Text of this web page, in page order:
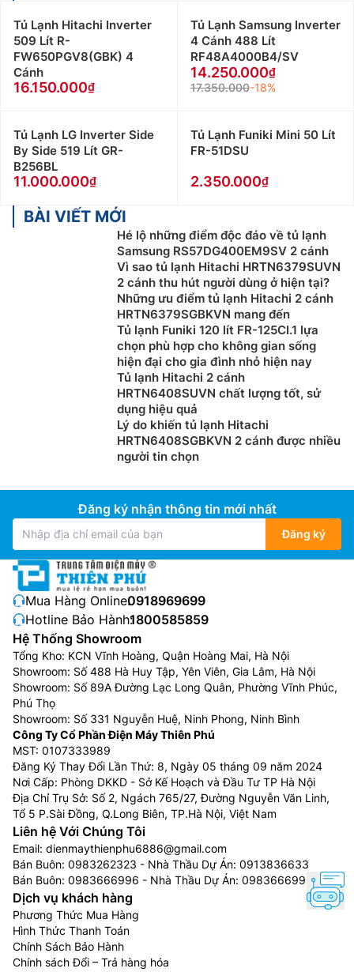
Tủ Lạnh Hitachi Inverter
509 Lít R-
FW650PGV8(GBK) 4
Cánh
16.150.000
Tủ Lạnh Samsung Inverter
4 Cánh 488 Lít
RF48A4000B4/SV
14.250.000
17.350.000-18%
Tủ Lạnh LG Inverter Side
By Side 519 Lít GR-
B256BL
11.000.000
Tủ Lạnh Funiki Mini 50 Lít
FR-51DSU
2.350.000
BÀI VIẾT MỚI
Hé lộ những điểm độc đáo về tủ lạnh
Samsung RS57DG400EM9SV 2 cánh
Vì sao tủ lạnh Hitachi HRTN6379SUVN
2 cánh thu hút người dùng ở hiện tại?
Những ưu điểm tủ lạnh Hitachi 2 cánh
HRTN6379SGBKVN mang đến
Tủ lạnh Funiki 120 lít FR-125CI.1 lựa
chọn phù hợp cho không gian sống
hiện đại cho gia đình nhỏ hiện nay
Tủ lạnh Hitachi 2 cánh
HRTN6408SUVN chất lượng tốt, sử
dụng hiệu quả
Lý do khiến tủ lạnh Hitachi
HRTN6408SGBKVN 2 cánh được nhiều
người tin chọn
Đăng ký nhận thông tin mới nhất
Đăng ký
Mua Hàng Online:0918969699
Hotline Bảo Hành:1800585859
Hệ Thống Showroom
Tổng Kho: KCN Vĩnh Hoàng, Quận Hoàng Mai, Hà Nội
Showroom: Số 488 Hà Huy Tập, Yên Viên, Gia Lâm, Hà Nội
Showroom: Số 89A Đường Lạc Long Quân, Phường Vĩnh Phúc,
Phú Thọ
Showroom: Số 331 Nguyễn Huệ, Ninh Phong, Ninh Bình
Công Ty Cổ Phần Điện Máy Thiên Phú
MST: 0107333989
Đăng Ký Thay Đổi Lần Thứ: 8, Ngày 05 tháng 09 năm 2024
Nơi Cấp: Phòng DKKD - Sở Kế Hoạch và Đầu Tư TP Hà Nội
Địa Chỉ Trụ Sở: Số 2, Ngách 765/27, Đường Nguyễn Văn Linh,
Tổ 5 P.Sài Đồng, Q.Long Biên, TP.Hà Nội, Việt Nam
Liên hệ Với Chúng Tôi
Email: dienmaythienphu6886@gmail.com
Bán Buôn: 0983262323 - Nhà Thầu Dự Án: 0913836633
Bán Buôn: 0983666996 - Nhà Thầu Dự Án: 0983666996
Dịch vụ khách hàng
Phương Thức Mua Hàng
Hình Thức Thanh Toán
Chính Sách Bảo Hành
Chính sách Đổi – Trả hàng hóa